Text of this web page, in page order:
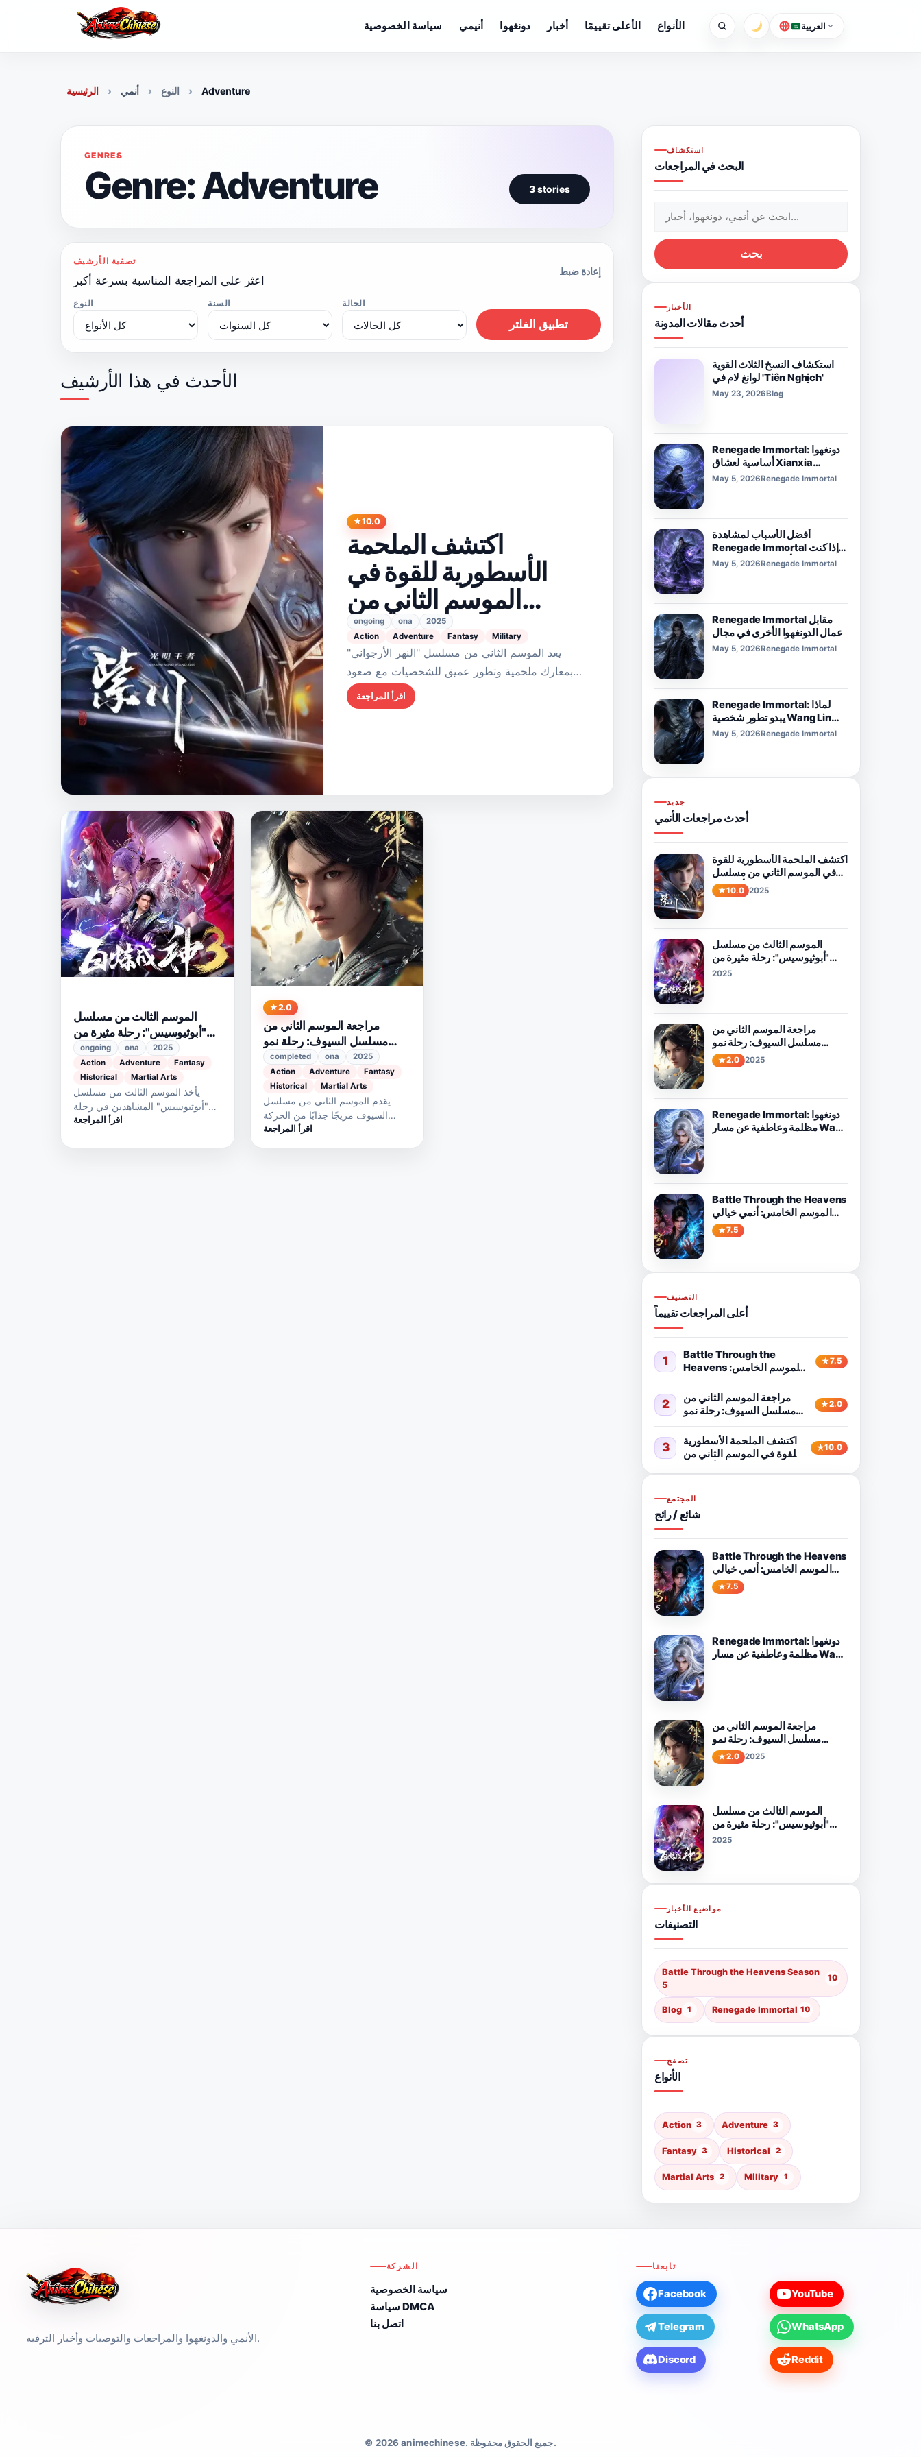
سياسة الخصوصية أنيمي دونغهوا أخبار الأعلى تقييمًا الأنواع العربية
الرئيسية أنمي النوع Adventure
GENRES
Genre: Adventure 3 stories
تصفية الأرشيف
اعثر على المراجعة المناسبة بسرعة أكبر
إعادة ضبط
النوع السنة الحالة
تطبيق الفلتر
الأحدث في هذا الأرشيف
10.0
اكتشف الملحمة
الأسطورية للقوة في
الموسم الثاني من
مسلسل "النهر
الأرجواني".
ongoing ona
2025
Action
Adventure Fantasy Military
يعد الموسم الثاني من مسلسل "النهر الأرجواني"
بمعارك ملحمية وتطور عميق للشخصيات مع صعود
الجنرال زيتشوان شيو إلى السلطة. وبمواضيع القيادة
والثقة المنسوجة في ثنايا قصته، يأسر هذا المسلسل
اقرأ المراجعة
الموسم الثالث من مسلسل
"أبوثيوسيس": رحلة مثيرة من
الحب والقدر في انتظاركم
ongoing ona
2025
Action
Adventure
Fantasy
Historical
Martial Arts
يأخذ الموسم الثالث من مسلسل
"أبوثيوسيس" المشاهدين في رحلة
عاطفية مشوقة، حيث يخوض لوه
اقرأ المراجعة
2.0
مراجعة الموسم الثاني من
مسلسل السيوف: رحلة نمو
ومغامرة
completed ona
2025
Action
Adventure
Fantasy
Historical
Martial Arts
يقدم الموسم الثاني من مسلسل
السيوف مزيجًا جذابًا من الحركة
وتطور الشخصيات حيث يواجه تشين
اقرأ المراجعة
استكشاف
البحث في المراجعات
البحث
بحث
الأخبار
أحدث مقالات المدونة
استكشاف النسخ الثلاث القوية
لوانغ لام في 'Tiên Nghịch'
May 23, 2026Blog
Renegade Immortal: دونغهوا
أساسية لعشاق Xianxia
والزراعة
May 5, 2026Renegade Immortal
أفضل الأسباب لمشاهدة
Renegade Immortal إذا كنت
من محبي أنمي الخيال المظلم
May 5, 2026Renegade Immortal
Renegade Immortal مقابل
أعمال الدونغهوا الأخرى في مجال
الزراعة: ما الذي يميزها؟
May 5, 2026Renegade Immortal
Renegade Immortal: لماذا
يبدو تطور شخصية Wang Lin
قويًا جدًا
May 5, 2026Renegade Immortal
جديد
أحدث مراجعات الأنمي
اكتشف الملحمة الأسطورية للقوة
في الموسم الثاني من مسلسل
10.0 2025
الموسم الثالث من مسلسل
"أبوثيوسيس": رحلة مثيرة من
الحب والقدر في انتظاركم
2025
مراجعة الموسم الثاني من
مسلسل السيوف: رحلة نمو
ومغامرة
2.0 2025
Renegade Immortal: دونغهوا
مظلمة وعاطفية عن مسار Wang
Battle Through the Heavens
الموسم الخامس: أنمي خيالي
قوي يستحق المشاهدة
7.5
التصنيف
أعلى المراجعات تقييماً
1
Battle Through the
Heavens الموسم الخامس:
أنمي خيالي قوي يستحق
المشاهدة
7.5
2
مراجعة الموسم الثاني من
مسلسل السيوف: رحلة نمو
ومغامرة
2.0
3
اكتشف الملحمة الأسطورية
للقوة في الموسم الثاني من
10.0
المجتمع
شائع / رائج
Battle Through the Heavens
الموسم الخامس: أنمي خيالي
قوي يستحق المشاهدة
7.5
Renegade Immortal: دونغهوا
مظلمة وعاطفية عن مسار Wang
مراجعة الموسم الثاني من
مسلسل السيوف: رحلة نمو
ومغامرة
2.0 2025
الموسم الثالث من مسلسل
"أبوثيوسيس": رحلة مثيرة من
الحب والقدر في انتظاركم
2025
مواضيع الأخبار
التصنيفات
Battle Through the Heavens Season
5
10
Blog 1 Renegade Immortal 10
تصفح
الأنواع
Action 3 Adventure 3
Fantasy 3 Historical 2
Martial Arts 2 Military 1
الأنمي والدونغهوا والمراجعات والتوصيات وأخبار الترفيه.
الشركة
سياسة الخصوصية
سياسة DMCA
اتصل بنا
تابعنا
Facebook YouTube
Telegram WhatsApp
Discord Reddit
© 2026 animechinese. جميع الحقوق محفوظة.